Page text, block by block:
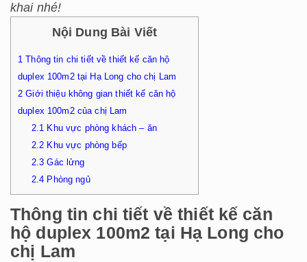
khai nhé!
Nội Dung Bài Viết
1 Thông tin chi tiết về thiết kế căn hộ
duplex 100m2 tại Hạ Long cho chị Lam
2 Giới thiệu không gian thiết kế căn hộ
duplex 100m2 của chị Lam
2.1 Khu vực phòng khách – ăn
2.2 Khu vực phòng bếp
2.3 Gác lửng
2.4 Phòng ngủ
Thông tin chi tiết về thiết kế căn
hộ duplex 100m2 tại Hạ Long cho
chị Lam